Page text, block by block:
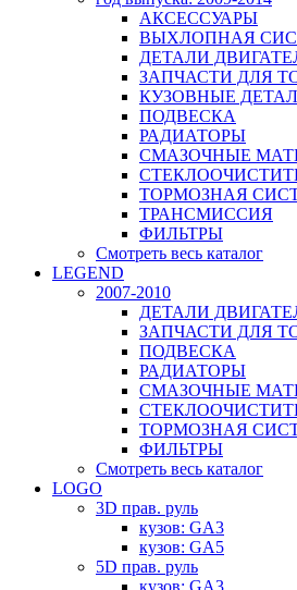
АКСЕССУАРЫ
ВЫХЛОПНАЯ
ДЕТАЛИ
ЗАПЧАСТИ ДЛЯ
КУЗОВНЫЕ
ПОДВЕСКА
РАДИАТОРЫ
СМАЗОЧНЫЕ
ТОРМОЗНАЯ
ТРАНСМИССИЯ
ФИЛЬТРЫ
Смотреть весь каталог
LEGEND
2007-2010
ДЕТАЛИ
ЗАПЧАСТИ ДЛЯ
ПОДВЕСКА
РАДИАТОРЫ
СМАЗОЧНЫЕ
ТОРМОЗНАЯ
ФИЛЬТРЫ
Смотреть весь каталог
LOGO
3D прав. руль
кузов: GA3
кузов: GA5
5D прав. руль
кузов: GA3